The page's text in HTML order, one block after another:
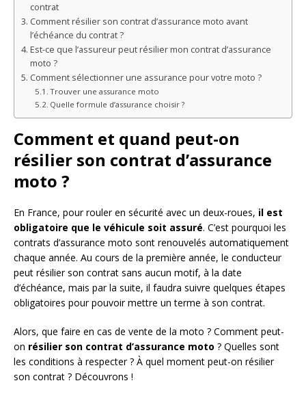
contrat
Comment résilier son contrat d’assurance moto avant
l’échéance du contrat ?
Est-ce que l’assureur peut résilier mon contrat d’assurance
moto ?
Comment sélectionner une assurance pour votre moto ?
Trouver une assurance moto
Quelle formule d’assurance choisir ?
Comment et quand peut-on
résilier son contrat d’assurance
moto ?
En France, pour rouler en sécurité avec un deux-roues, il est
obligatoire que le véhicule soit assuré. C’est pourquoi les
contrats d’assurance moto sont renouvelés automatiquement
chaque année. Au cours de la première année, le conducteur
peut résilier son contrat sans aucun motif, à la date
d’échéance, mais par la suite, il faudra suivre quelques étapes
obligatoires pour pouvoir mettre un terme à son contrat.
Alors, que faire en cas de vente de la moto ? Comment peut-
on résilier son contrat d’assurance moto ? Quelles sont
les conditions à respecter ? À quel moment peut-on résilier
son contrat ? Découvrons !